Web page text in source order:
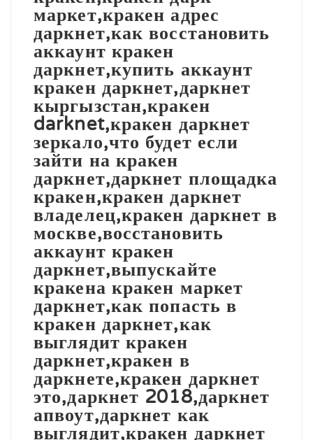
маркет,кракен адрес
даркнет,как восстановить
аккаунт кракен
даркнет,купить аккаунт
кракен даркнет,даркнет
кыргызстан,кракен
darknet,кракен даркнет
зеркало,что будет если
зайти на кракен
даркнет,даркнет площадка
кракен,кракен даркнет
владелец,кракен даркнет в
москве,восстановить
аккаунт кракен
даркнет,выпускайте
кракена кракен маркет
даркнет,как попасть в
кракен даркнет,как
выглядит кракен
даркнет,кракен в
даркнете,кракен даркнет
это,даркнет 2018,даркнет
апвоут,даркнет как
выглядит,кракен даркнет